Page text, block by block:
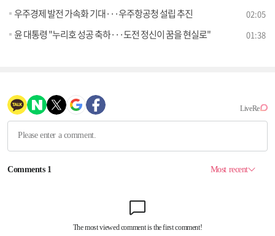
우주경제 발전 가속화 기대···우주항공청 설립 추진 02:05
윤 대통령 "누리호 성공 축하···도전 정신이 꿈을 현실로" 01:38